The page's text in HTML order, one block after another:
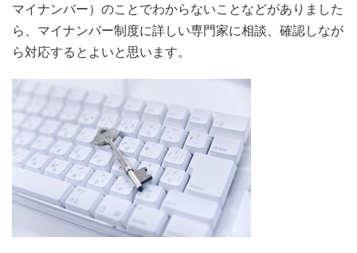
マイナンバー）のことでわからないことなどがありました
ら、マイナンバー制度に詳しい専門家に相談、確認しなが
ら対応するとよいと思います。